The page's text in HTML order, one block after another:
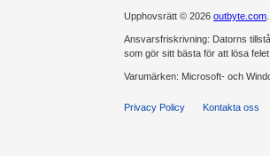
Upphovsrätt © 2026 outbyte.com
Ansvarsfriskrivning: Datorns
som gör sitt bästa för att lösa
Varumärken: Microsoft- och
Privacy Policy Kontakta oss